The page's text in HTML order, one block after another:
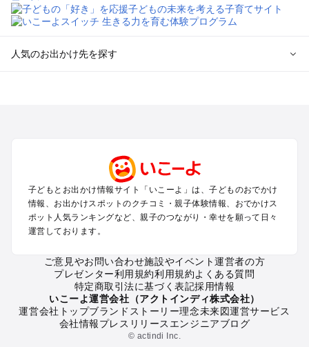
人気のお出かけ先を探す
関西のプールおでかけ
中国･四国のプールおでかけ
九州･沖縄のプールおでかけ
定番お出かけスポット
牧場
子どもとお出かけ情報サイト「いこーよ」は、子どものおでかけ
情報、お出かけスポットのクチコミ・親子体験情報、おでかけス
ポット人気ランキングなど、親子のつながり・幸せを願って日々
運営しております。
ご意見やお問い合わせ施設やイベント運営者の方
プレゼンター利用規約利用規約よくある質問
特定商取引法に基づく表記採用情報
いこーよ運営会社（アクトインディ株式会社）
運営会社トップブランドストーリー理念未来図運営サービス
会社情報プレスリリース エンジニアブログ
© actindi Inc.